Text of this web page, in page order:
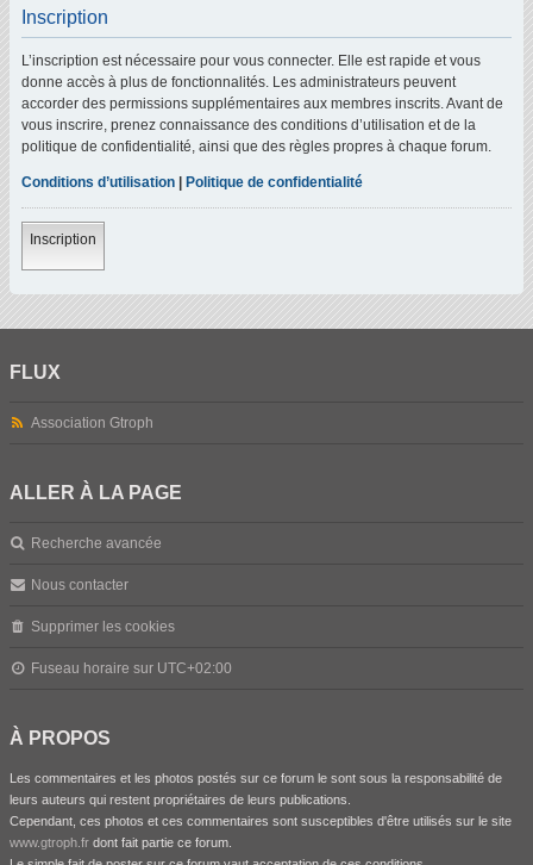
Inscription
L’inscription est nécessaire pour vous connecter. Elle est rapide et vous
donne accès à plus de fonctionnalités. Les administrateurs peuvent
accorder des permissions supplémentaires aux membres inscrits. Avant de
vous inscrire, prenez connaissance des conditions d’utilisation et de la
politique de confidentialité, ainsi que des règles propres à chaque forum.
Conditions d’utilisation Politique de confidentialité
Inscription
FLUX
Association Gtroph
ALLER À LA PAGE
Recherche avancée
Nous contacter
Supprimer les cookies
Fuseau horaire sur UTC+02:00
À PROPOS
Les commentaires et les photos postés sur ce forum le sont sous la responsabilité de
leurs auteurs qui restent propriétaires de leurs publications.
Cependant, ces photos et ces commentaires sont susceptibles d'être utilisés sur le site
www.gtroph.fr dont fait partie ce forum.